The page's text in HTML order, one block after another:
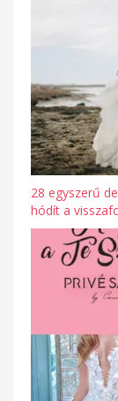
28 egyszerű
hódít a